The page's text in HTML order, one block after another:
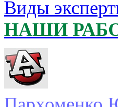
Виды
НАШИ